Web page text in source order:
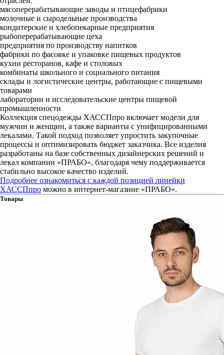
мясоперерабатывающие заводы и птицефабрики
молочные и сыродельные производства
кондитерские и хлебопекарные предприятия
рыбоперерабатывающие цеха
предприятия по производству напитков
фабрики по фасовке и упаковке пищевых продуктов
кухни ресторанов, кафе и столовых
комбинаты школьного и социального питания
склады и логистические центры, работающие с пищевыми
товарами
лаборатории и исследовательские центры пищевой
промышленности
Коллекция спецодежды ХАССПпро включает модели для
мужчин и женщин, а также варианты с унифицированными
лекалами. Такой подход позволяет упростить закупочные
процессы и оптимизировать бюджет заказчика. Все изделия
разработаны на базе собственных дизайнерских решений и
лекал компании «ПРАБО», благодаря чему поддерживается
стабильно высокое качество изделий.
Подробнее ознакомиться с каждой позицией линейки
ХАССПпро можно в интернет-магазине «ПРАБО».
Товары